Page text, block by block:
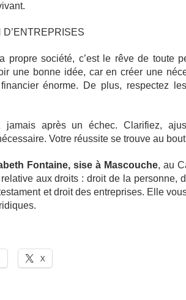
D’ENTREPRISES
propre société, c’est le rêve de toute
une bonne idée, car en créer une
énorme. De plus, respectez
jamais après un échec. Clarifiez,
Votre réussite se trouve au
Fontaine, sise à Mascouche, au
aux droits : droit de la personne,
et droit des entreprises. Elle
X